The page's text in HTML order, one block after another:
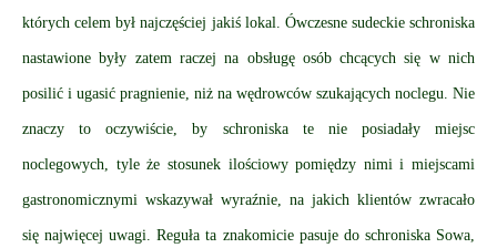
których celem był najczęściej jakiś lokal. Ówczesne sudeckie schroniska
nastawione były zatem raczej na obsługę osób chcących się w nich
posilić i ugasić pragnienie, niż na wędrowców szukających noclegu. Nie
znaczy to oczywiście, by schroniska te nie posiadały miejsc
noclegowych, tyle że stosunek ilościowy pomiędzy nimi i miejscami
gastronomicznymi wskazywał wyraźnie, na jakich klientów zwracało
się najwięcej uwagi. Reguła ta znakomicie pasuje do schroniska Sowa,